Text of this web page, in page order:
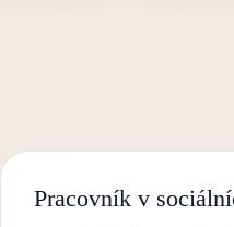
Pracovník v